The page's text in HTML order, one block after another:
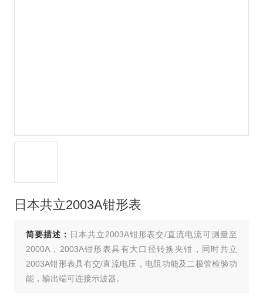
日本共立2003A钳形表
简要描述： 日本共立2003A钳形表交/直流电流可测量至
2000A，2003A钳形表具有大口径转换夹钳，同时共立
2003A钳形表具有交/直流电压，电阻功能及二极管检验功
能，输出端可连接示波器。